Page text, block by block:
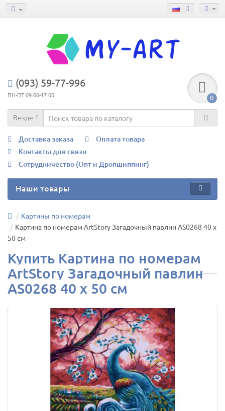
(093) 59-77-996
ПН-ПТ 09:00-17:00 0
Везде
Доставка заказа
Оплата товара
Контакты для связи
Сотрудничество (Опт и Дропшиппинг)
Наши товары
Картины по номерам
Картина по номерам ArtStory Загадочный павлин AS0268 40 х
50 см
Купить Картина по номерам
ArtStory Загадочный павлин
AS0268 40 х 50 см